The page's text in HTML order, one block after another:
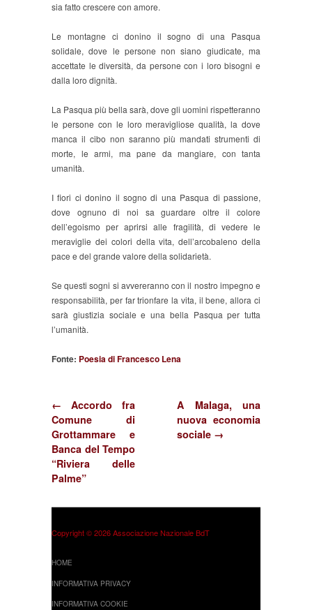
sia fatto crescere con amore.
Le montagne ci donino il sogno di una Pasqua
solidale, dove le persone non siano giudicate, ma
accettate le diversità, da persone con i loro bisogni e
dalla loro dignità.
La Pasqua più bella sarà, dove gli uomini rispetteranno
le persone con le loro meravigliose qualità, la dove
manca il cibo non saranno più mandati strumenti di
morte, le armi, ma pane da mangiare, con tanta
umanità.
I fiori ci donino il sogno di una Pasqua di passione,
dove ognuno di noi sa guardare oltre il colore
dell’egoismo per aprirsi alle fragilità, di vedere le
meraviglie dei colori della vita, dell’arcobaleno della
pace e del grande valore della solidarietà.
Se questi sogni si avvereranno con il nostro impegno e
responsabilità, per far trionfare la vita, il bene, allora ci
sarà giustizia sociale e una bella Pasqua per tutta
l’umanità.
Fonte: Poesia di Francesco Lena
← Accordo fra
Comune di
Grottammare e
Banca del Tempo
“Riviera delle
Palme”
A Malaga, una
nuova economia
sociale →
Copyright © 2026 Associazione Nazionale BdT
HOME
INFORMATIVA PRIVACY
INFORMATIVA COOKIE